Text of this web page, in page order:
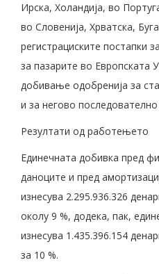
Ирска, Холандија, во
во Словенија, Хрватска,
регистрациските постапки
за пазарите во Европската
добивање одобренија за
и за негово
Резултати од работењето
Единечната добивка пред
даноците и пред
изнесува 2.295.936.326
околу 9 %, додека, пак,
изнесува 1.435.396.154
за 10 %.